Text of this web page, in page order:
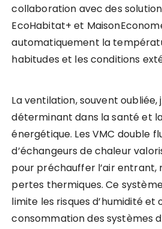
collaboration avec des
EcoHabitat+ et
automatiquement la
habitudes et les conditions
La ventilation, souvent oubliée,
déterminant dans la santé et
énergétique. Les VMC double
d’échangeurs de chaleur
pour préchauffer l’air entrant,
pertes thermiques. Ce
limite les risques d’humidité et
consommation des systèmes